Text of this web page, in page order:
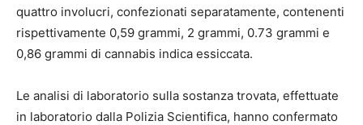
quattro involucri, confezionati separatamente, contenenti
rispettivamente 0,59 grammi, 2 grammi, 0.73 grammi e
0,86 grammi di cannabis indica essiccata.
Le analisi di laboratorio sulla sostanza trovata, effettuate
in laboratorio dalla Polizia Scientifica, hanno confermato